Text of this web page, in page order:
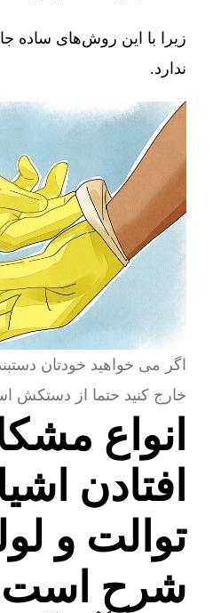
زیرا با این روش‌های ساده
ندارد.
اگر می خواهید خودتان
خارج کنید حتما از دستکش
انواع
افتادن
توالت و
شرح است